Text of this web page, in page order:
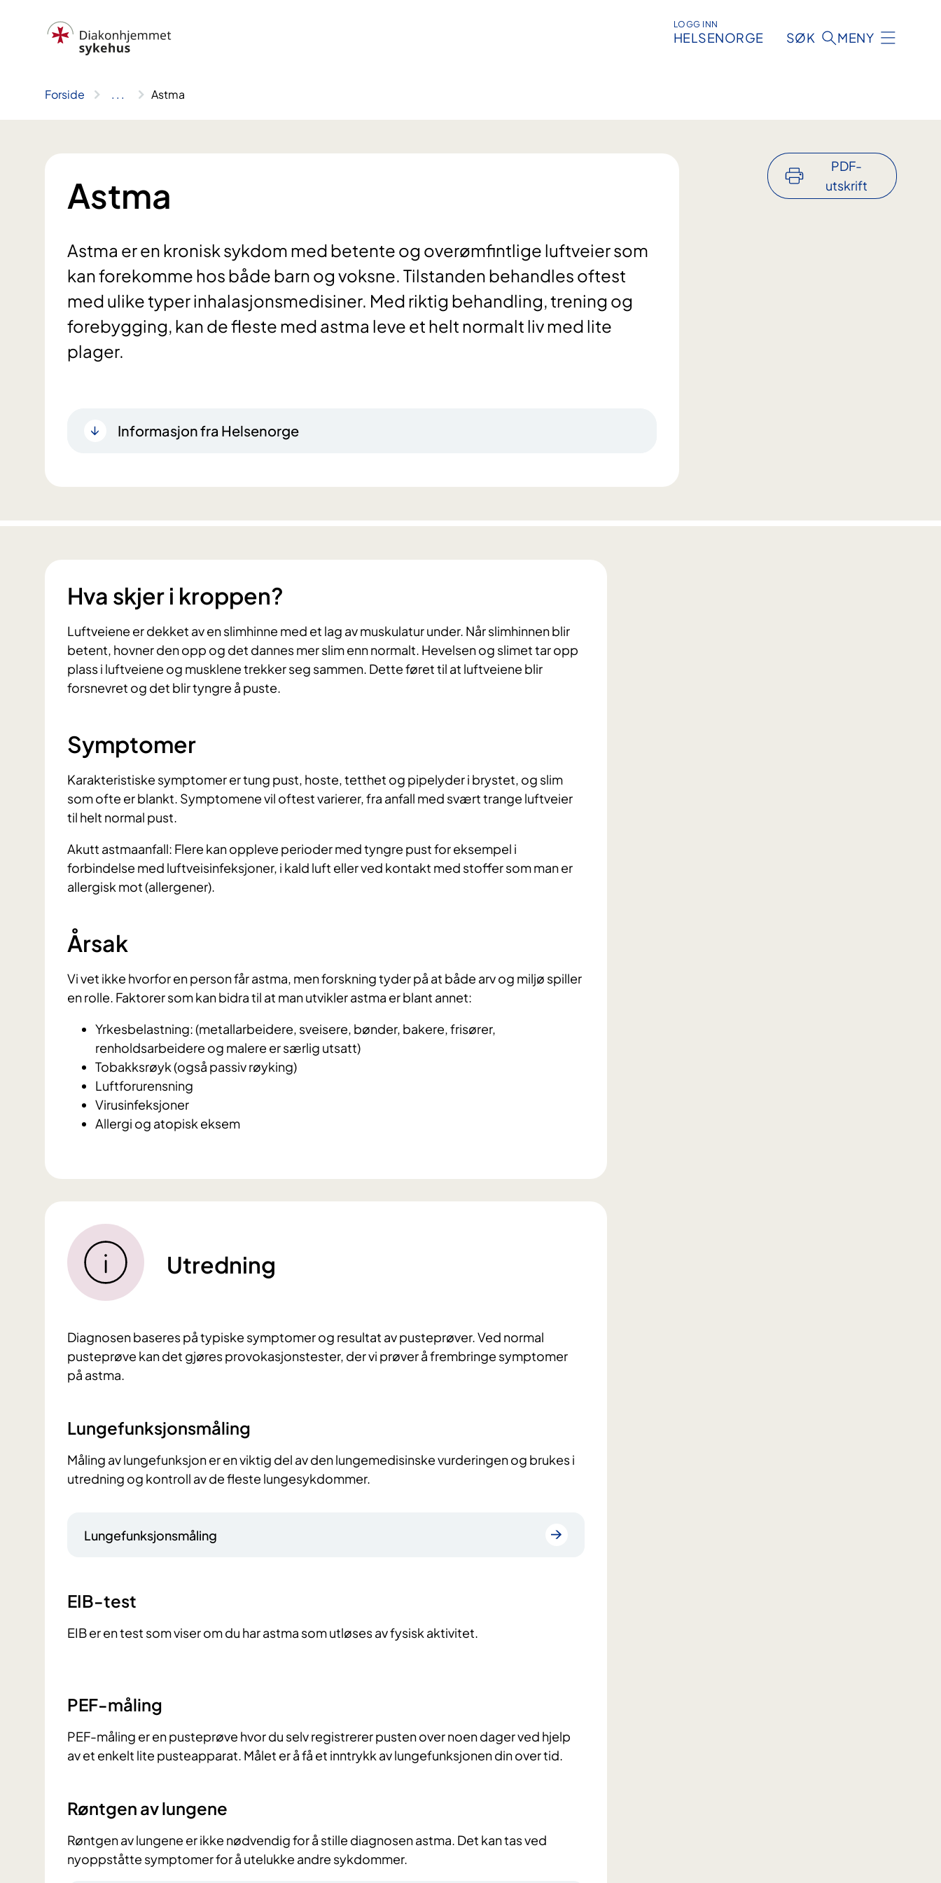
LOGG INN
HELSENORGE SØK MENY
Forside .. . Astma
Astma
Astma er en kronisk sykdom med betente og overømfintlige luftveier som
kan forekomme hos både barn og voksne. Tilstanden behandles oftest
med ulike typer inhalasjonsmedisiner. Med riktig behandling, trening og
forebygging, kan de fleste med astma leve et helt normalt liv med lite
plager.
Informasjon fra Helsenorge
PDF-
utskrift
Hva skjer i kroppen?
Luftveiene er dekket av en slimhinne med et lag av muskulatur under. Når slimhinnen blir
betent, hovner den opp og det dannes mer slim enn normalt. Hevelsen og slimet tar opp
plass i luftveiene og musklene trekker seg sammen. Dette føret til at luftveiene blir
forsnevret og det blir tyngre å puste.
Symptomer
Karakteristiske symptomer er tung pust, hoste, tetthet og pipelyder i brystet, og slim
som ofte er blankt. Symptomene vil oftest varierer, fra anfall med svært trange luftveier
til helt normal pust.
Akutt astmaanfall: Flere kan oppleve perioder med tyngre pust for eksempel i
forbindelse med luftveisinfeksjoner, i kald luft eller ved kontakt med stoffer som man er
allergisk mot (allergener).
Årsak
Vi vet ikke hvorfor en person får astma, men forskning tyder på at både arv og miljø spiller
en rolle. Faktorer som kan bidra til at man utvikler astma er blant annet:
Yrkesbelastning: (metallarbeidere, sveisere, bønder, bakere, frisører,
renholdsarbeidere og malere er særlig utsatt)
Tobakksrøyk (også passiv røyking)
Luftforurensning
Virusinfeksjoner
Allergi og atopisk eksem
Utredning
Diagnosen baseres på typiske symptomer og resultat av pusteprøver. Ved normal
pusteprøve kan det gjøres provokasjonstester, der vi prøver å frembringe symptomer
på astma.
Lungefunksjonsmåling
Måling av lungefunksjon er en viktig del av den lungemedisinske vurderingen og brukes i
utredning og kontroll av de fleste lungesykdommer.
Lungefunksjonsmåling
EIB-test
EIB er en test som viser om du har astma som utløses av fysisk aktivitet.
PEF-måling
PEF-måling er en pusteprøve hvor du selv registrerer pusten over noen dager ved hjelp
av et enkelt lite pusteapparat. Målet er å få et inntrykk av lungefunksjonen din over tid.
Røntgen av lungene
Røntgen av lungene er ikke nødvendig for å stille diagnosen astma. Det kan tas ved
nyoppståtte symptomer for å utelukke andre sykdommer.